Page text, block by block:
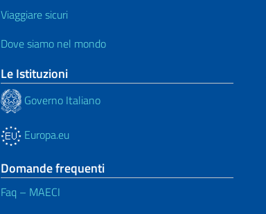
Viaggiare sicuri
Dove siamo nel mondo
Le Istituzioni
Governo Italiano
Europa.eu
Domande frequenti
Faq – MAECI